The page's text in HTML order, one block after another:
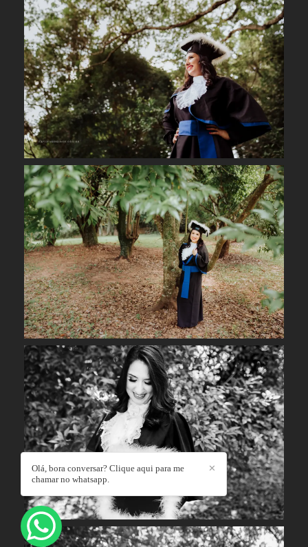
✕
Olá, bora conversar? Clique aqui para me
chamar no whatsapp.